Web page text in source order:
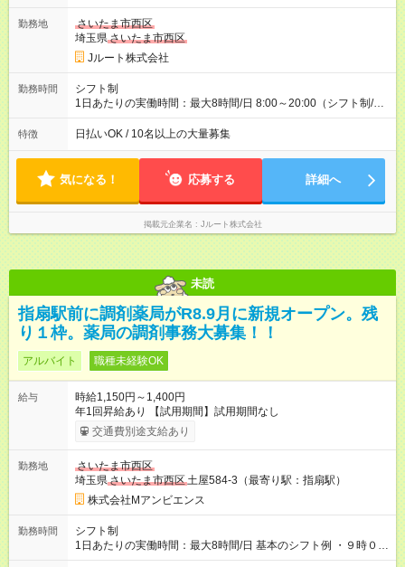
ど！ ・主要都市エリア 月収55万円／週5日稼働 月収65万~112
万円／週6日稼働 ・地方郊外エリア 月収40万円／週5日稼働 月
収40万円~50万円／週6日稼働 ＜モデルイメージ＞ ■月収50万
円 (27歳男性/江東区在住)※元建築関係 1日150個配達×25日勤務
(日休み) ■月収80万円(43歳男性/墨田区在住)※元営業 1日200個
勤務地
さいたま市西区
埼玉県さいたま市西区
Jルート株式会社
勤務時間
シフト制
1日あたりの実働時間：最大8時間/日 8:00～20:00（シフト制/実
働8時間） ※週5日勤務（場所次第では週4も有り） ※配達状況に
よって時間外での勤務可能性有り ※案件により多少の前後あり
特徴 日払いOK / 10名以上の大量募集
気になる！ 応募する 詳細へ
掲載元企業名 Jルート株式会社
未読
指扇駅前に調剤薬局がR8.9月に新規オープン。残
り１枠。薬局の調剤事務大募集！！
アルバイト 職種未経験OK
給与
時給1,150円～1,400円
年1回昇給あり 【試用期間】試用期間なし
交通費別途支給あり
勤務地
さいたま市西区
埼玉県さいたま市西区土屋584-3（最寄り駅：指扇駅）
株式会社Mアンビエンス
勤務時間
シフト制
1日あたりの実働時間：最大8時間/日 基本のシフト例 ・９時００
分～１８時００分 平日 その他、場合により要相談